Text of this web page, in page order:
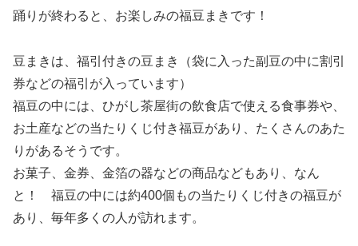
踊りが終わると、お楽しみの福豆まきです！
豆まきは、福引付きの豆まき（袋に入った副豆の中に割引
券などの福引が入っています）
福豆の中には、ひがし茶屋街の飲食店で使える食事券や、
お土産などの当たりくじ付き福豆があり、たくさんのあた
りがあるそうです。
お菓子、金券、金箔の器などの商品などもあり、なん
と！ 福豆の中には約400個もの当たりくじ付きの福豆が
あり、毎年多くの人が訪れます。